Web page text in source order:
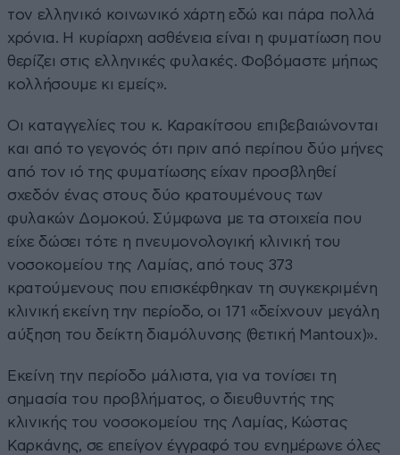
τον ελληνικό κοινωνικό χάρτη εδώ και πάρα πολλά
χρόνια. Η κυρίαρχη ασθένεια είναι η φυματίωση που
θερίζει στις ελληνικές φυλακές. Φοβόμαστε μήπως
κολλήσουμε κι εμείς».
Οι καταγγελίες του κ. Καρακίτσου επιβεβαιώνονται
και από το γεγονός ότι πριν από περίπου δύο μήνες
από τον ιό της φυματίωσης είχαν προσβληθεί
σχεδόν ένας στους δύο κρατουμένους των
φυλακών Δομοκού. Σύμφωνα με τα στοιχεία που
είχε δώσει τότε η πνευμονολογική κλινική του
νοσοκομείου της Λαμίας, από τους 373
κρατούμενους που επισκέφθηκαν τη συγκεκριμένη
κλινική εκείνη την περίοδο, οι 171 «δείχνουν μεγάλη
αύξηση του δείκτη διαμόλυνσης (θετική Mantoux)».
Εκείνη την περίοδο μάλιστα, για να τονίσει τη
σημασία του προβλήματος, ο διευθυντής της
κλινικής του νοσοκομείου της Λαμίας, Κώστας
Καρκάνης, σε επείγον έγγραφό του ενημέρωνε όλες